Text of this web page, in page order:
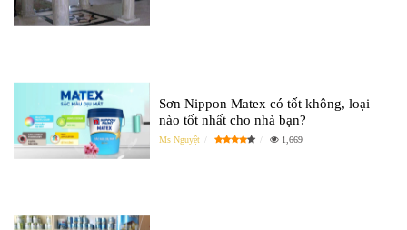
Sơn Nippon Matex có tốt không, loại
nào tốt nhất cho nhà bạn?
Ms Nguyệt 1,669